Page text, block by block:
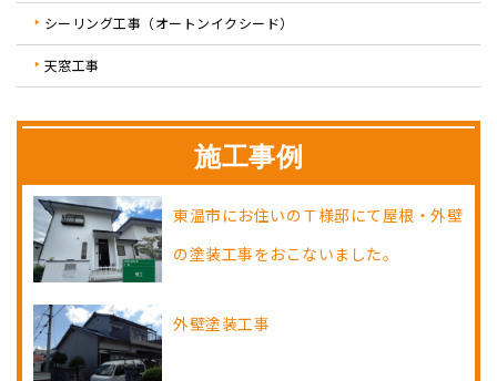
シーリング工事（オートンイクシード）
天窓工事
施工事例
東温市にお住いのＴ様邸にて屋根・外壁
の塗装工事をおこないました。
外壁塗装工事